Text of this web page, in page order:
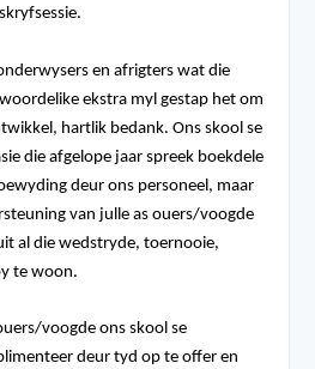
en afrigters wat die
ekstra myl gestap het om
hartlik bedank. Ons skool se
die afgelope jaar spreek boekdele
deur ons personeel, maar
van julle as ouers/voogde
al die wedstryde, toernooie,
te woon.
voogde ons skool se
deur tyd op te offer en